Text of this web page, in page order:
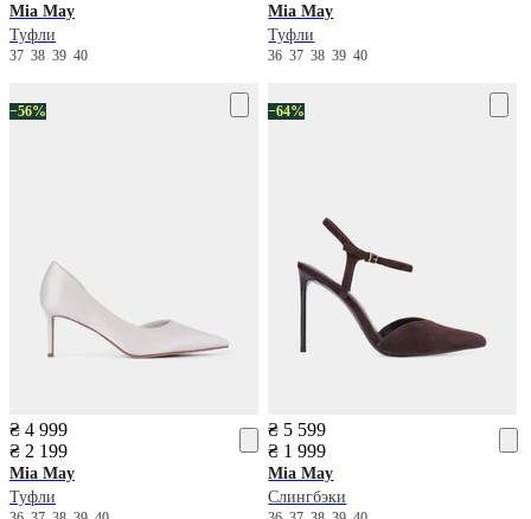
Mia May
Туфли
37 38 39 40
Mia May
Туфли
3637383940
−56%
₴ 4 999
₴ 2 199
Mia May
Туфли
−64%
₴ 5 599
₴ 1 999
Mia May
Слингбэки